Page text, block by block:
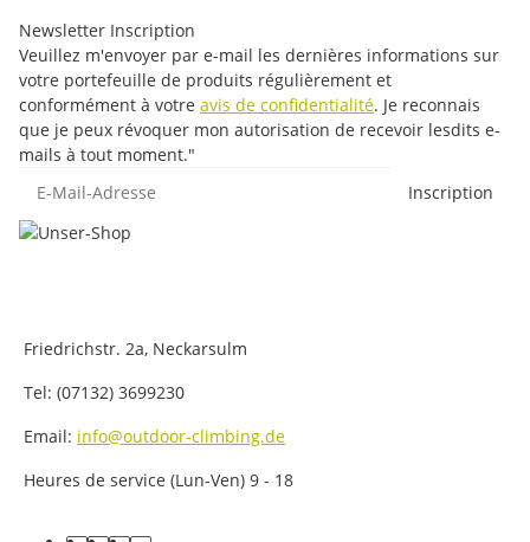
Newsletter Inscription
Veuillez m'envoyer par e-mail les dernières informations sur
votre portefeuille de produits régulièrement et
conformément à votre avis de confidentialité. Je reconnais
que je peux révoquer mon autorisation de recevoir lesdits e-
mails à tout moment."
Inscription
Friedrichstr. 2a, Neckarsulm
Tel: (07132) 3699230
Email: info@outdoor-climbing.de
Heures de service (Lun-Ven) 9 - 18